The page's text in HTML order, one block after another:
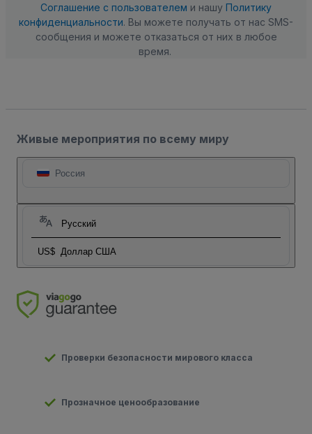
Соглашение с пользователем и нашу Политику
конфиденциальности. Вы можете получать от нас SMS-
сообщения и можете отказаться от них в любое
время.
Живые мероприятия по всему миру
Россия
Русский
US$ Доллар США
Проверки безопасности мирового класса
Прозначное ценообразование